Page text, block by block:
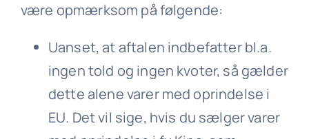
være opmærksom på følgende:
Uanset, at aftalen indbefatter bl.a.
ingen told og ingen kvoter, så gælder
dette alene varer med oprindelse i
EU. Det vil sige, hvis du sælger varer